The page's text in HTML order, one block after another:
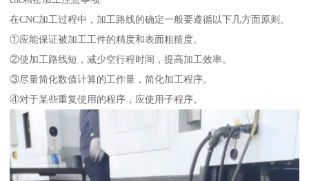
在CNC加工过程中，加工路线的确定一般要遵循以下几方面原则。
①应能保证被加工工件的精度和表面粗糙度。
②使加工路线短，减少空行程时间，提高加工效率。
③尽量简化数值计算的工作量，简化加工程序。
④对于某些重复使用的程序，应使用子程序。